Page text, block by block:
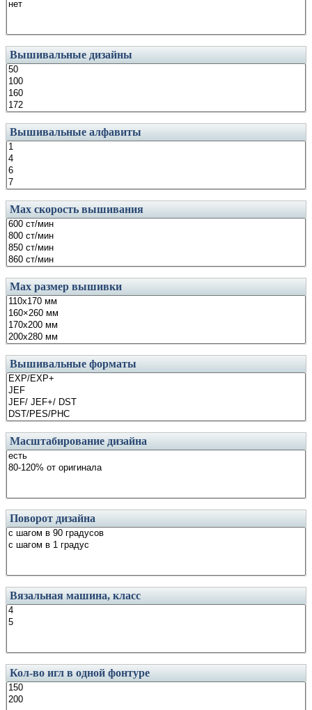
Вышивальные дизайны
Вышивальные алфавиты
Маx скорость вышивания
Маx размер вышивки
Вышивальные форматы
Масштабирование дизайна
Поворот дизайна
Вязальная машина, класс
Кол-во игл в одной фонтуре